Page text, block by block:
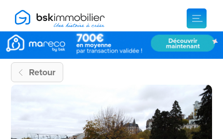
Retour